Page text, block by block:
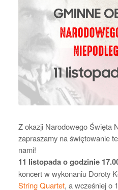
Z okazji Narodowego Święta
zapraszamy na świętowanie
nami!
11 listopada o godzinie
koncert w wykonaniu Doroty
String Quartet, a wcześniej o